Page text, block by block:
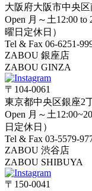
大阪府大阪市中央
Open 月～土12:00
曜日定休日）
Tel & Fax 06-6251-
ZABOU 銀座店
ZABOU GINZA
〒104-0061
東京都中央区銀座2
Open 月～土
日定休日）
Tel & Fax 03-5579-
ZABOU 渋谷店
ZABOU SHIBUYA
〒150-0041